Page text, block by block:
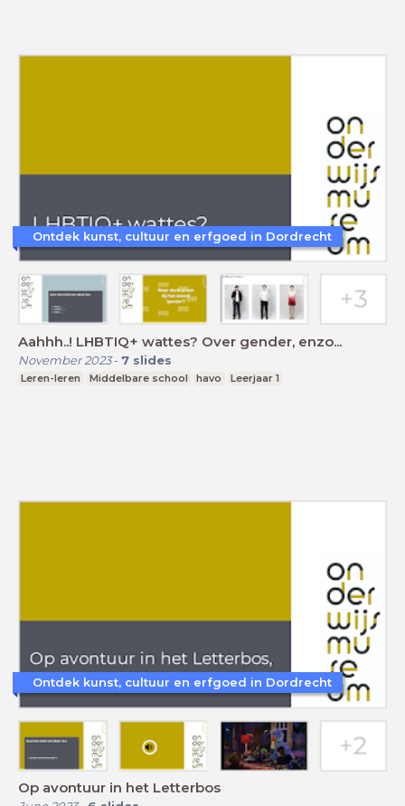
Aahhh..! LHBTIQ+ wattes? Over gender, enzo...
November 2023- 7 slides
Leren-leren Middelbare school havo Leerjaar 1
Ontdek kunst, cultuur en erfgoed in Dordrecht
Op avontuur in het Letterbos
Ontdek kunst, cultuur en erfgoed in Dordrecht